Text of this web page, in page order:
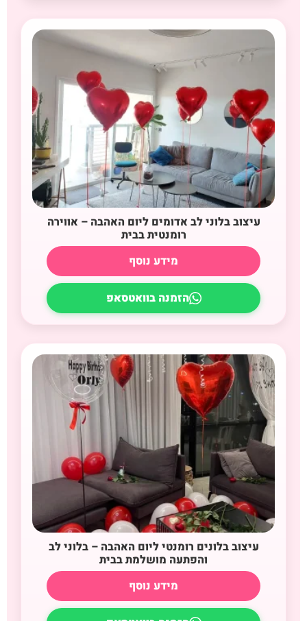
עיצוב בלוני לב אדומים ליום האהבה – אווירה
רומנטית בבית
מידע נוסף
הזמנה בוואטסאפ
עיצוב בלונים רומנטי ליום האהבה – בלוני לב
והפתעה מושלמת בבית
מידע נוסף